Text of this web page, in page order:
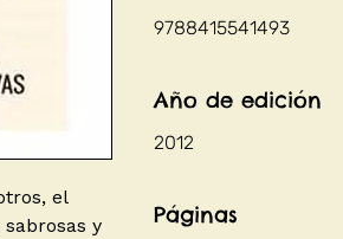
el
y
9788415541493
Año de edición
2012
Páginas